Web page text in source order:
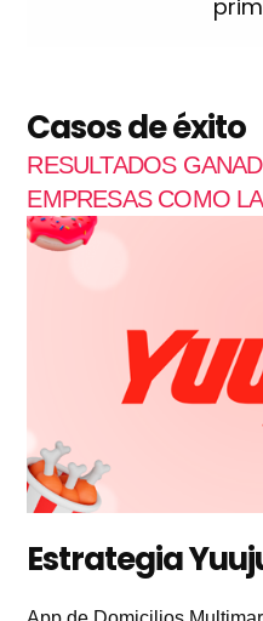
Casos de éxito
RESULTADOS
EMPRESAS COMO
Estrategia